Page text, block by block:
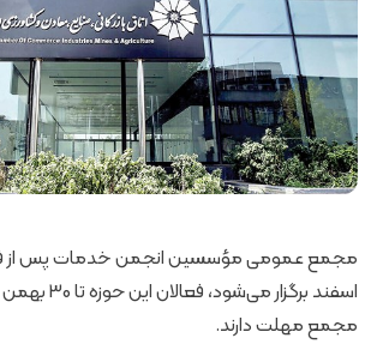
مجمع عمومی مؤسسین انجمن خدمات پس از
اسفند برگزار
مجمع مهلت دارند.